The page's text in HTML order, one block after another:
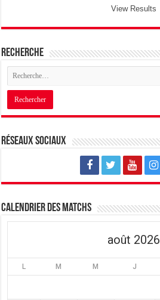
View Results
Recherche
Réseaux sociaux
Calendrier des matchs
août 2026
L M M J